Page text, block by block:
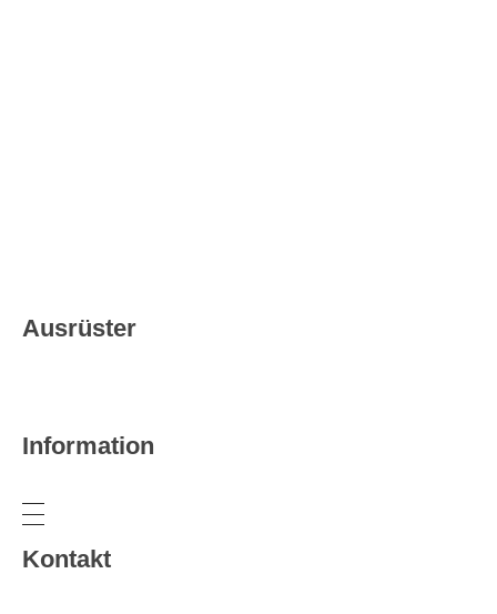
Ausrüster
Information
Kontakt